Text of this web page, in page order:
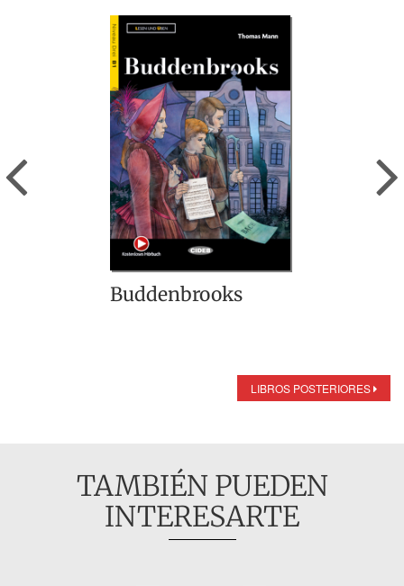
Buddenbrooks
Previous
LIBROS POSTERIORES
TAMBIÉN PUEDEN
INTERESARTE